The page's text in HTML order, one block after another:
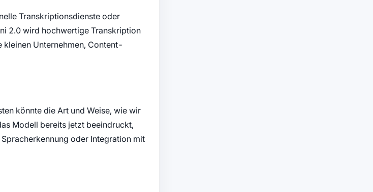
Transkriptionsdienste oder
2.0 wird hochwertige Transkription
kleinen Unternehmen, Content-
könnte die Art und Weise, wie wir
Modell bereits jetzt beeindruckt,
oder Integration mit